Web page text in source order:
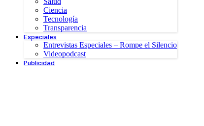
Ciencia
Tecnología
Transparencia
Especiales
Entrevistas Especiales – Rompe el Silencio
Videopodcast
Publicidad